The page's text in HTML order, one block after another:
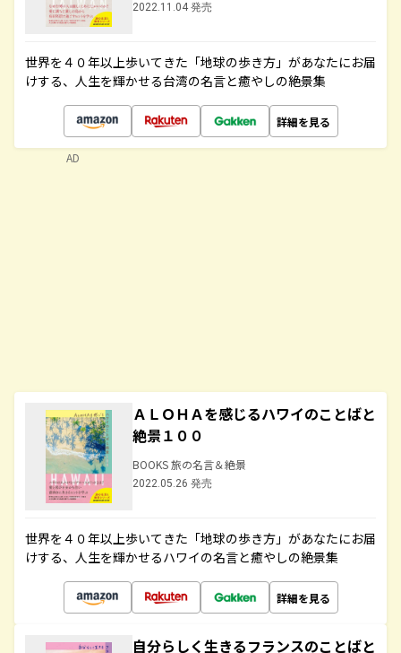
2022.11.04 発売
世界を４０年以上歩いてきた「地球の歩き方」があなたにお届
けする、人生を輝かせる台湾の名言と癒やしの絶景集
詳細を見る
ＡＬＯＨＡを感じるハワイのことばと
絶景１００
BOOKS 旅の名言＆絶景
2022.05.26 発売
世界を４０年以上歩いてきた「地球の歩き方」があなたにお届
けする、人生を輝かせるハワイの名言と癒やしの絶景集
詳細を見る
自分らしく生きるフランスのことばと
AD